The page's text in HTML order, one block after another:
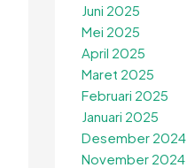
Juni 2025
Mei 2025
April 2025
Maret 2025
Februari 2025
Januari 2025
Desember 2024
November 2024